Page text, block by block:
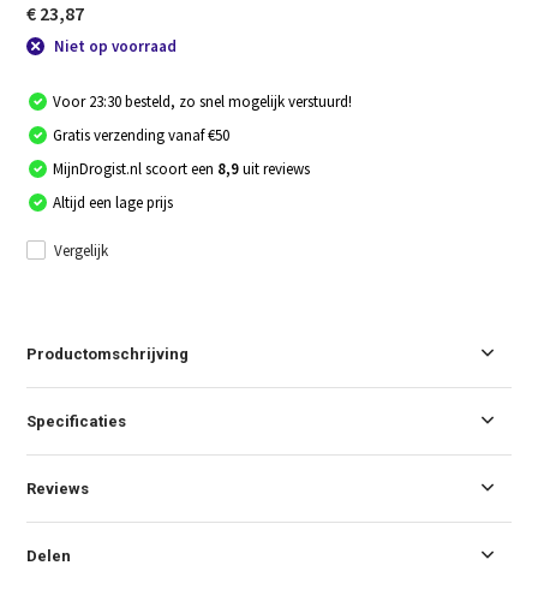
€ 23,87
Niet op voorraad
Voor 23:30 besteld, zo snel mogelijk verstuurd!
Gratis verzending vanaf €50
MijnDrogist.nl scoort een 8,9uit reviews
Altijd een lage prijs
Vergelijk
Productomschrijving
Specificaties
Reviews
Delen